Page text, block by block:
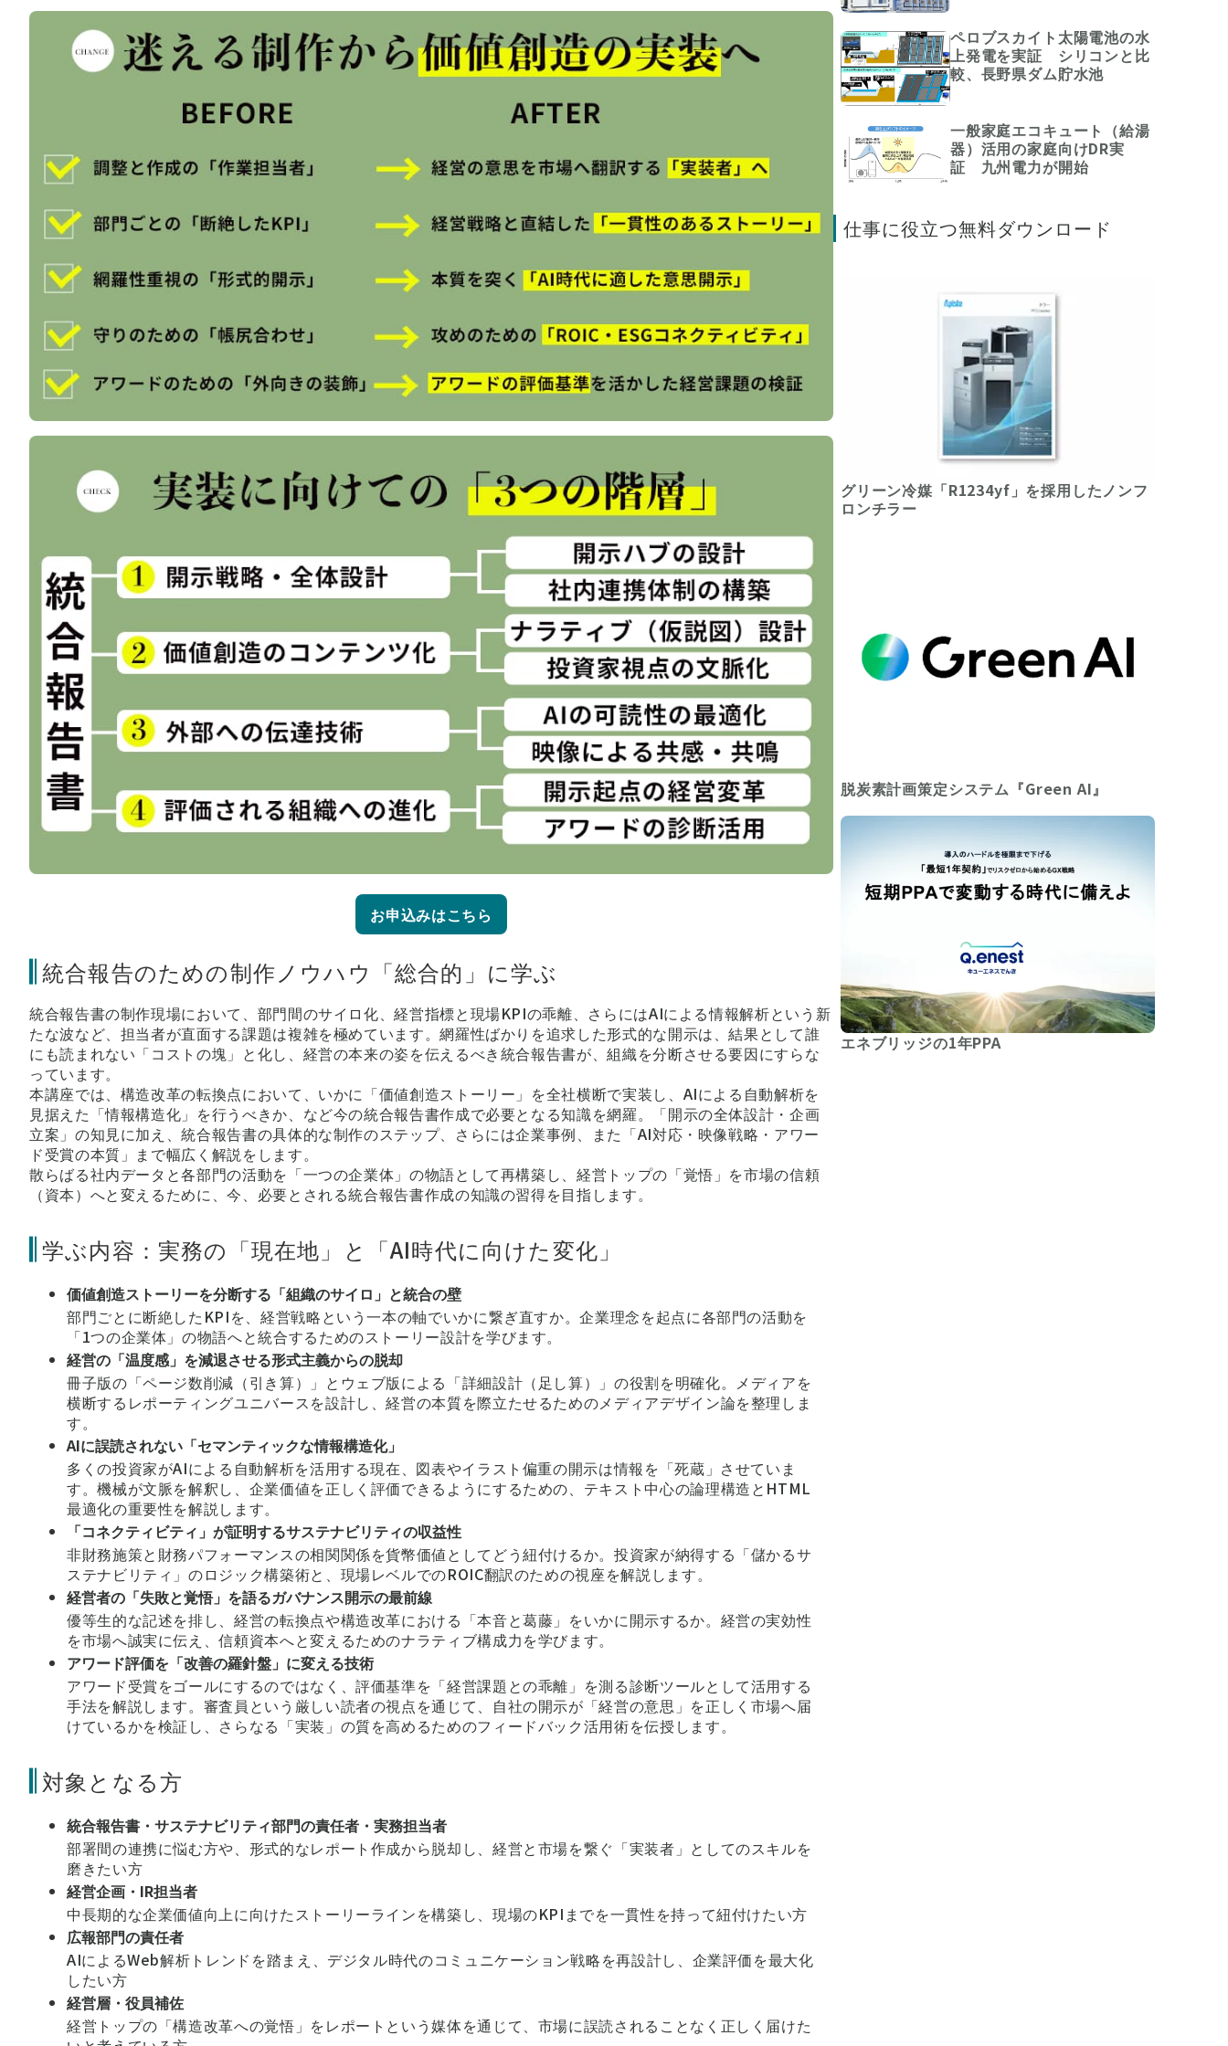
お申込みはこちら
統合報告のための制作ノウハウ「総合的」に学ぶ
統合報告書の制作現場において、部門間のサイロ化、経営指標と現場KPIの乖離、さらにはAIによる情報解析という新
たな波など、担当者が直面する課題は複雑を極めています。網羅性ばかりを追求した形式的な開示は、結果として誰
にも読まれない「コストの塊」と化し、経営の本来の姿を伝えるべき統合報告書が、組織を分断させる要因にすらな
っています。
本講座では、構造改革の転換点において、いかに「価値創造ストーリー」を全社横断で実装し、AIによる自動解析を
見据えた「情報構造化」を行うべきか、など今の統合報告書作成で必要となる知識を網羅。「開示の全体設計・企画
立案」の知見に加え、統合報告書の具体的な制作のステップ、さらには企業事例、また「AI対応・映像戦略・アワー
ド受賞の本質」まで幅広く解説をします。
散らばる社内データと各部門の活動を「一つの企業体」の物語として再構築し、経営トップの「覚悟」を市場の信頼
（資本）へと変えるために、今、必要とされる統合報告書作成の知識の習得を目指します。
学ぶ内容：実務の「現在地」と「AI時代に向けた変化」
価値創造ストーリーを分断する「組織のサイロ」と統合の壁
部門ごとに断絶したKPIを、経営戦略という一本の軸でいかに繋ぎ直すか。企業理念を起点に各部門の活動を
「1つの企業体」の物語へと統合するためのストーリー設計を学びます。
経営の「温度感」を減退させる形式主義からの脱却
冊子版の「ページ数削減（引き算）」とウェブ版による「詳細設計（足し算）」の役割を明確化。メディアを
横断するレポーティングユニバースを設計し、経営の本質を際立たせるためのメディアデザイン論を整理しま
す。
AIに誤読されない「セマンティックな情報構造化」
多くの投資家がAIによる自動解析を活用する現在、図表やイラスト偏重の開示は情報を「死蔵」させていま
す。機械が文脈を解釈し、企業価値を正しく評価できるようにするための、テキスト中心の論理構造とHTML
最適化の重要性を解説します。
「コネクティビティ」が証明するサステナビリティの収益性
非財務施策と財務パフォーマンスの相関関係を貨幣価値としてどう紐付けるか。投資家が納得する「儲かるサ
ステナビリティ」のロジック構築術と、現場レベルでのROIC翻訳のための視座を解説します。
経営者の「失敗と覚悟」を語るガバナンス開示の最前線
優等生的な記述を排し、経営の転換点や構造改革における「本音と葛藤」をいかに開示するか。経営の実効性
を市場へ誠実に伝え、信頼資本へと変えるためのナラティブ構成力を学びます。
アワード評価を「改善の羅針盤」に変える技術
アワード受賞をゴールにするのではなく、評価基準を「経営課題との乖離」を測る診断ツールとして活用する
手法を解説します。審査員という厳しい読者の視点を通じて、自社の開示が「経営の意思」を正しく市場へ届
けているかを検証し、さらなる「実装」の質を高めるためのフィードバック活用術を伝授します。
対象となる方
統合報告書・サステナビリティ部門の責任者・実務担当者
部署間の連携に悩む方や、形式的なレポート作成から脱却し、経営と市場を繋ぐ「実装者」としてのスキルを
磨きたい方
経営企画・IR担当者
中長期的な企業価値向上に向けたストーリーラインを構築し、現場のKPIまでを一貫性を持って紐付けたい方
広報部門の責任者
AIによるWeb解析トレンドを踏まえ、デジタル時代のコミュニケーション戦略を再設計し、企業評価を最大化
したい方
経営層・役員補佐
経営トップの「構造改革への覚悟」をレポートという媒体を通じて、市場に誤読されることなく正しく届けた
ペロブスカイト太陽電池の水
上発電を実証 シリコンと比
較、長野県ダム貯水池
一般家庭エコキュート（給湯
器）活用の家庭向けDR実
証 九州電力が開始
仕事に役立つ無料ダウンロード
グリーン冷媒「R1234yf」を採用したノンフ
ロンチラー
脱炭素計画策定システム『Green AI』
エネブリッジの1年PPA